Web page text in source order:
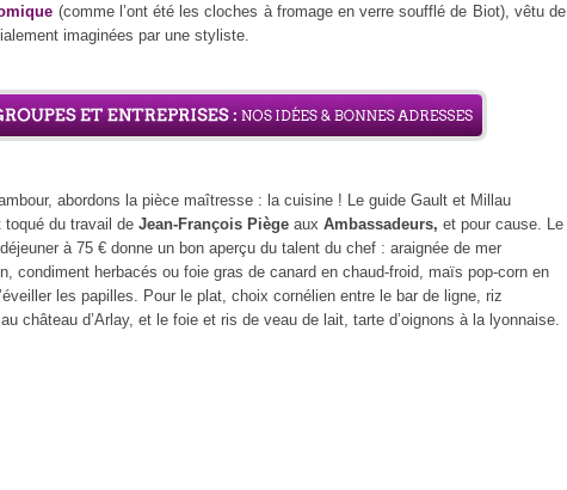
(comme l’ont été les cloches à fromage en verre soufflé de Biot), vêtu de
imaginées par une styliste.
abordons la pièce maîtresse : la cuisine ! Le guide Gault et Millau
toqué du travail de Jean-François Piège aux Ambassadeurs, et pour cause. Le
à 75 € donne un bon aperçu du talent du chef : araignée de mer
condiment herbacés ou foie gras de canard en chaud-froid, maïs pop-corn en
les papilles. Pour le plat, choix cornélien entre le bar de ligne, riz
château d’Arlay, et le foie et ris de veau de lait, tarte d’oignons à la lyonnaise.